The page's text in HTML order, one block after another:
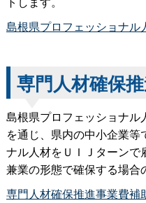
島根県プロフェッショナル
専門人材確保
島根県プロフェッショナ
を通じ、県内の中小企業
ナル人材をＵＩＪターンで
兼業の形態で確保する場合
専門人材確保推進事業費補